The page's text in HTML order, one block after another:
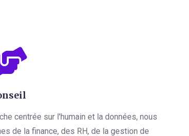
centrée sur l'humain et la données, nous
de la finance, des RH, de la gestion de